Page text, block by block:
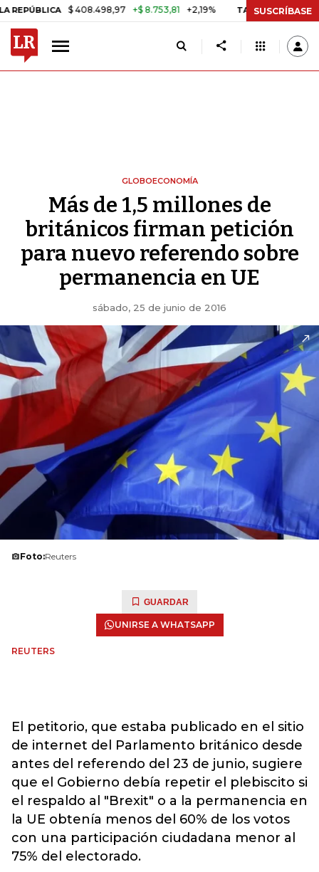
$ 408.498,97 +$ 8.753,81 +2,19% TASA DE USURA CRÉDITO
SUSCRÍBASE
GLOBOECONOMÍA
Más de 1,5 millones de
británicos firman petición
para nuevo referendo sobre
permanencia en UE
sábado, 25 de junio de 2016
Foto:Reuters
GUARDAR
UNIRSE A WHATSAPP
REUTERS
El petitorio, que estaba publicado en el sitio
de internet del Parlamento británico desde
antes del referendo del 23 de junio, sugiere
que el Gobierno debía repetir el plebiscito si
el respaldo al "Brexit" o a la permanencia en
la UE obtenía menos del 60% de los votos
con una participación ciudadana menor al
75% del electorado.